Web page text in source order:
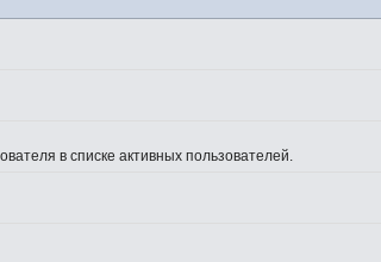
в списке активных пользователей.